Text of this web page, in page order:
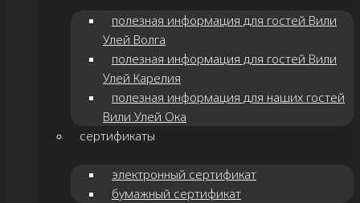
полезная информация для гостей Вили
Улей Волга
полезная информация для гостей Вили
Улей Карелия
полезная информация для наших гостей
Вили Улей Ока
сертификаты
электронный сертификат
бумажный сертификат